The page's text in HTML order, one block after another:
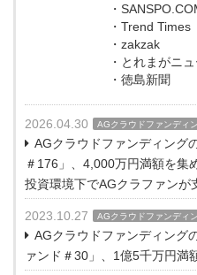
・
・Trend Times
・zakzak
・とれまがニ
・徳島新聞
2026.04.30 AGクラウドファンディ
AGクラウドファンディング
＃176」、4,000万円満額を集
投資環境下でAGクラファンが
2023.10.27 AGクラウドファンディ
AGクラウドファンディング
ァンド＃30」、1億5千万円満